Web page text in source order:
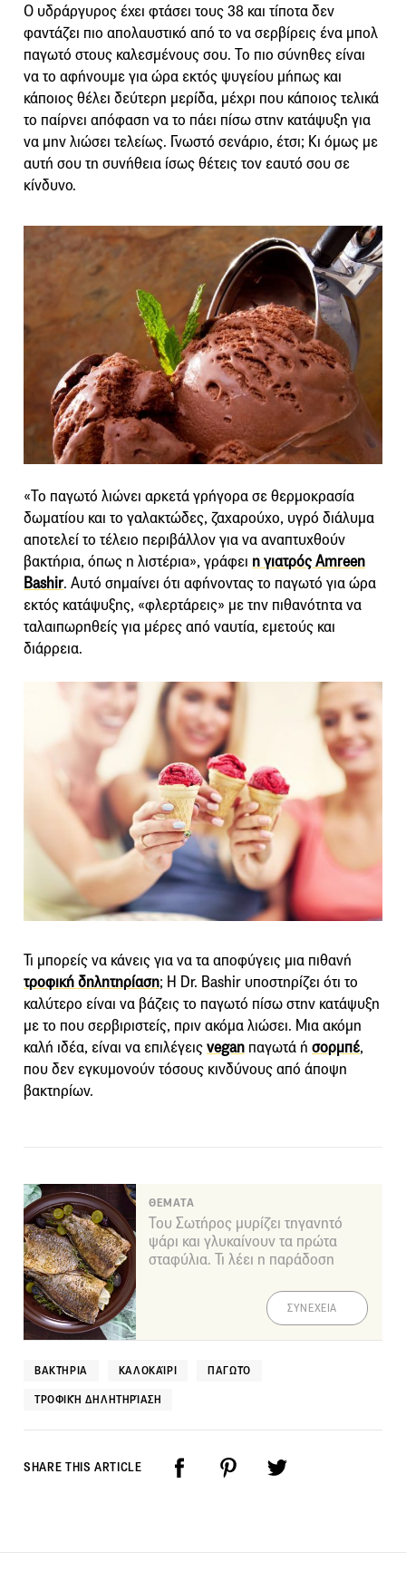
Ο υδράργυρος έχει φτάσει τους 38 και τίποτα δεν
φαντάζει πιο απολαυστικό από το να σερβίρεις ένα μπολ
παγωτό στους καλεσμένους σου. Το πιο σύνηθες είναι
να το αφήνουμε για ώρα εκτός ψυγείου μήπως και
κάποιος θέλει δεύτερη μερίδα, μέχρι που κάποιος τελικά
το παίρνει απόφαση να το πάει πίσω στην κατάψυξη για
να μην λιώσει τελείως. Γνωστό σενάριο, έτσι; Κι όμως με
αυτή σου τη συνήθεια ίσως θέτεις τον εαυτό σου σε
κίνδυνο.
«Το παγωτό λιώνει αρκετά γρήγορα σε θερμοκρασία
δωματίου και το γαλακτώδες, ζαχαρούχο, υγρό διάλυμα
αποτελεί το τέλειο περιβάλλον για να αναπτυχθούν
βακτήρια, όπως η λιστέρια», γράφει η γιατρός Amreen
Bashir. Αυτό σημαίνει ότι αφήνοντας το παγωτό για ώρα
εκτός κατάψυξης, «φλερτάρεις» με την πιθανότητα να
ταλαιπωρηθείς για μέρες από ναυτία, εμετούς και
διάρρεια.
Τι μπορείς να κάνεις για να τα αποφύγεις μια πιθανή
τροφική δηλητηρίαση; Η Dr. Bashir υποστηρίζει ότι το
καλύτερο είναι να βάζεις το παγωτό πίσω στην κατάψυξη
με το που σερβιριστείς, πριν ακόμα λιώσει. Μια ακόμη
καλή ιδέα, είναι να επιλέγειςvegan παγωτά ή σορμπέ,
που δεν εγκυμονούν τόσους κινδύνους από άποψη
βακτηρίων.
ΘΕΜΑΤΑ
Του Σωτήρος μυρίζει τηγανητό
ψάρι και γλυκαίνουν τα πρώτα
σταφύλια. Τι λέει η παράδοση
ΣΥΝΕΧΕΙΑ
ΒΑΚΤΉΡΙΑ ΚΑΛΟΚΑΊΡΙ ΠΑΓΩΤΌ
ΤΡΟΦΙΚΉ ΔΗΛΗΤΗΡΊΑΣΗ
SHARE THIS ARTICLE